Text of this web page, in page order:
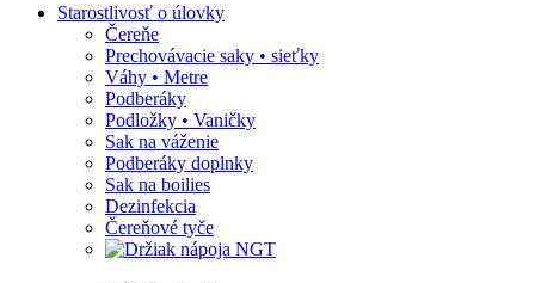
Starostlivosť o úlovky
Čereňe
Prechovávacie saky • sieťky
Váhy • Metre
Podberáky
Podložky • Vaničky
Sak na váženie
Podberáky doplnky
Sak na boilies
Dezinfekcia
Čereňové tyče